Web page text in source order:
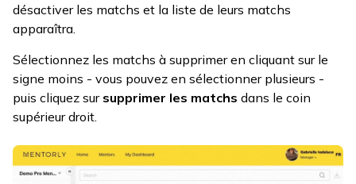
désactiver les matchs et la liste de leurs matchs
apparaîtra.
Sélectionnez les matchs à supprimer en cliquant sur le
signe moins - vous pouvez en sélectionner plusieurs -
puis cliquez sur supprimer les matchs dans le coin
supérieur droit.